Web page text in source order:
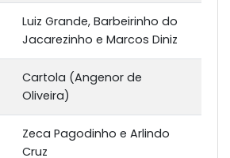
Luiz Grande, Barbeirinho do
Jacarezinho e Marcos Diniz
Cartola (Angenor de
Oliveira)
Zeca Pagodinho e Arlindo
Cruz